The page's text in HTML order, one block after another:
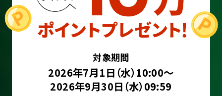
対象期間
2026年7月1日（水）10:00～
2026年9月30日（水）09:59